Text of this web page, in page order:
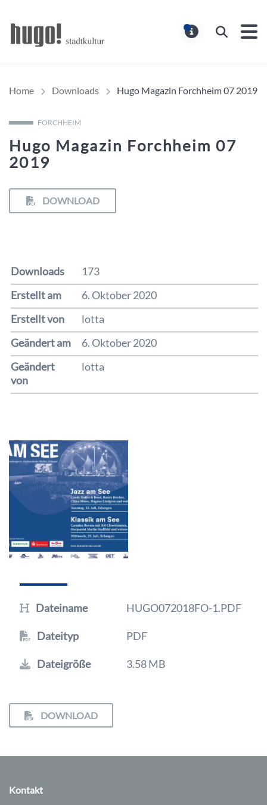
Suchen
Home Downloads Hugo Magazin Forchheim 07 2019
FORCHHEIM
Hugo Magazin Forchheim 07
2019
DOWNLOAD
Downloads
173
Erstellt am
6. Oktober 2020
Erstellt von
lotta
Geändert am
6. Oktober 2020
Geändert
von
lotta
Dateiname HUGO072018FO-1.PDF
Dateityp PDF
Dateigröße 3.58 MB
DOWNLOAD
Kontakt